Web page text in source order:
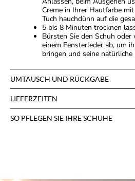
Creme in Ihrer Hautfarbe
Tuch hauchdünn auf die
5 bis 8 Minuten trocknen
Bürsten Sie den Schuh
einem Fensterleder ab, um
bringen und seine natürliche
UMTAUSCH UND RÜCKGABE
LIEFERZEITEN
SO PFLEGEN SIE IHRE SCHUHE